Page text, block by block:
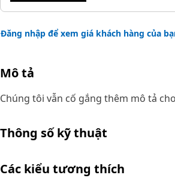
Đăng nhập để xem giá khách hàng của
Mô tả
Chúng tôi vẫn cố gắng thêm mô tả
Thông số kỹ thuật
Các kiểu tương thích